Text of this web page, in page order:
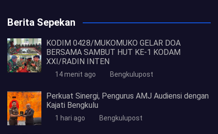
Berita Sepekan
KODIM 0428/MUKOMUKO GELAR DOA
BERSAMA SAMBUT HUT KE-1 KODAM
XXI/RADIN INTEN
14 menit ago Bengkulupost
Perkuat Sinergi, Pengurus AMJ Audiensi dengan
Kajati Bengkulu
1 hari ago Bengkulupost